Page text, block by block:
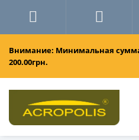
Внимание: Минимальная
200.00грн.